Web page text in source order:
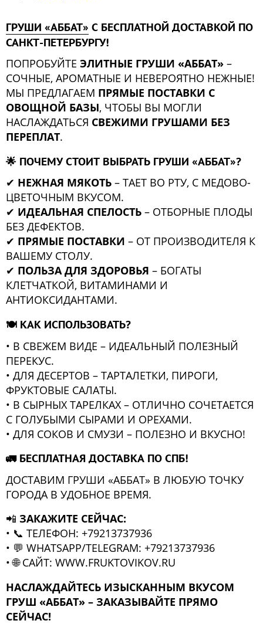
ГРУШИ «АББАТ» С БЕСПЛАТНОЙ ДОСТАВКОЙ ПО
САНКТ-ПЕТЕРБУРГУ!
ПОПРОБУЙТЕ ЭЛИТНЫЕ ГРУШИ «АББАТ» –
СОЧНЫЕ, АРОМАТНЫЕ И НЕВЕРОЯТНО НЕЖНЫЕ!
МЫ ПРЕДЛАГАЕМ ПРЯМЫЕ ПОСТАВКИ С
ОВОЩНОЙ БАЗЫ, ЧТОБЫ ВЫ МОГЛИ
НАСЛАЖДАТЬСЯ СВЕЖИМИ ГРУШАМИ БЕЗ
ПЕРЕПЛАТ.
🌟 ПОЧЕМУ СТОИТ ВЫБРАТЬ ГРУШИ «АББАТ»?
✔ НЕЖНАЯ МЯКОТЬ – ТАЕТ ВО РТУ, С МЕДОВО-
ЦВЕТОЧНЫМ ВКУСОМ.
✔ ИДЕАЛЬНАЯ СПЕЛОСТЬ – ОТБОРНЫЕ ПЛОДЫ
БЕЗ ДЕФЕКТОВ.
✔ ПРЯМЫЕ ПОСТАВКИ – ОТ ПРОИЗВОДИТЕЛЯ К
ВАШЕМУ СТОЛУ.
✔ ПОЛЬЗА ДЛЯ ЗДОРОВЬЯ – БОГАТЫ
КЛЕТЧАТКОЙ, ВИТАМИНАМИ И
АНТИОКСИДАНТАМИ.
🍽 КАК ИСПОЛЬЗОВАТЬ?
• В СВЕЖЕМ ВИДЕ – ИДЕАЛЬНЫЙ ПОЛЕЗНЫЙ
ПЕРЕКУС.
• ДЛЯ ДЕСЕРТОВ – ТАРТАЛЕТКИ, ПИРОГИ,
ФРУКТОВЫЕ САЛАТЫ.
• В СЫРНЫХ ТАРЕЛКАХ – ОТЛИЧНО СОЧЕТАЕТСЯ
С ГОЛУБЫМИ СЫРАМИ И ОРЕХАМИ.
• ДЛЯ СОКОВ И СМУЗИ – ПОЛЕЗНО И ВКУСНО!
🚛 БЕСПЛАТНАЯ ДОСТАВКА ПО СПБ!
ДОСТАВИМ ГРУШИ «АББАТ» В ЛЮБУЮ ТОЧКУ
ГОРОДА В УДОБНОЕ ВРЕМЯ.
📲 ЗАКАЖИТЕ СЕЙЧАС:
• 📞 ТЕЛЕФОН: +79213737936
• 💬 WHATSAPP/TELEGRAM: +79213737936
• 🌐 САЙТ: WWW.FRUKTOVIKOV.RU
НАСЛАЖДАЙТЕСЬ ИЗЫСКАННЫМ ВКУСОМ
ГРУШ «АББАТ» – ЗАКАЗЫВАЙТЕ ПРЯМО
СЕЙЧАС!